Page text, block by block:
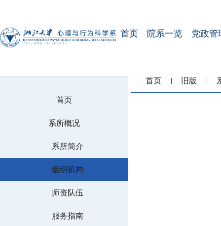
首页 院系一览 党政管
首页
系所概况
系所简介
组织机构
师资队伍
服务指南
首页 旧版